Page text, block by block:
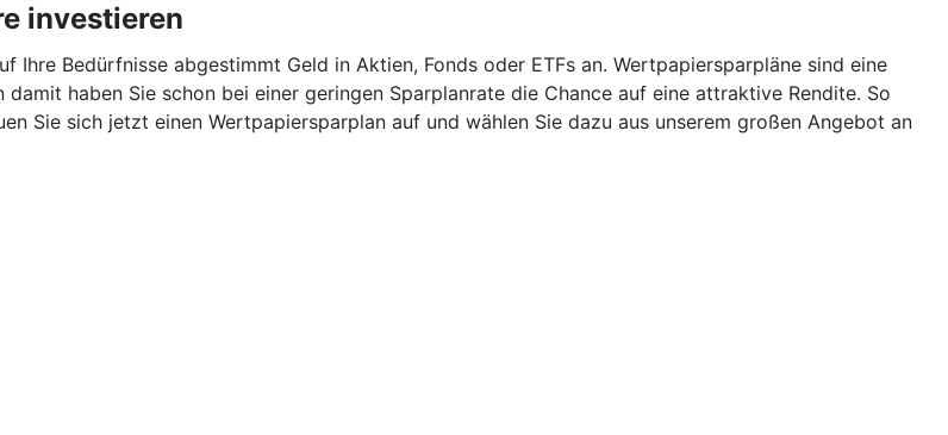
investieren
Bedürfnisse abgestimmt Geld in Aktien, Fonds oder ETFs an. Wertpapiersparpläne sind eine
haben Sie schon bei einer geringen Sparplanrate die Chance auf eine attraktive Rendite. So
Sie sich jetzt einen Wertpapiersparplan auf und wählen Sie dazu aus unserem großen Angebot an